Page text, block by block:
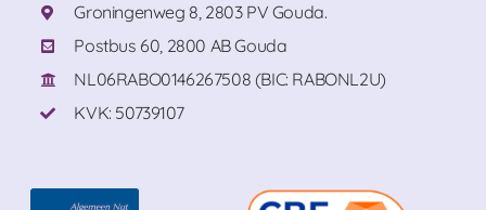
Groningenweg 8, 2803 PV Gouda.
Postbus 60, 2800 AB Gouda
NL06RABO0146267508 (BIC: RABONL2U)
KVK: 50739107